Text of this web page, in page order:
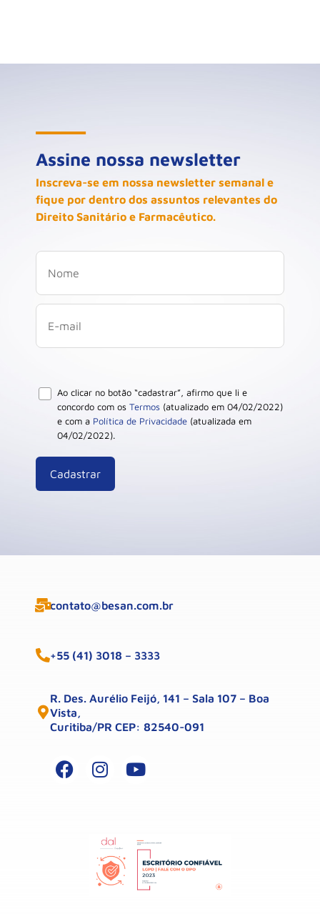
Assine nossa newsletter
Inscreva-se em nossa newsletter semanal e
fique por dentro dos assuntos relevantes do
Direito Sanitário e Farmacêutico.
Ao clicar no botão “cadastrar”, afirmo que li e
concordo com os Termos (atualizado em 04/02/2022)
e com a Política de Privacidade (atualizada em
04/02/2022).
contato@besan.com.br
+55 (41) 3018 – 3333
R. Des. Aurélio Feijó, 141 – Sala 107 – Boa
Vista,
Curitiba/PR CEP: 82540-091